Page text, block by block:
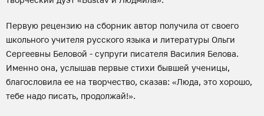
Первую рецензию на сборник автор получила от своего
школьного учителя русского языка и литературы Ольги
Сергеевны Беловой - супруги писателя Василия Белова.
Именно она, услышав первые стихи бывшей ученицы,
благословила ее на творчество, сказав: «Люда, это хорошо,
тебе надо писать, продолжай!».